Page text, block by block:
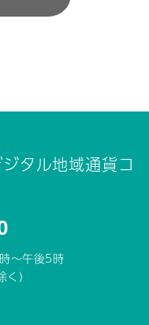
タル地域通貨コ
～午後5時
）